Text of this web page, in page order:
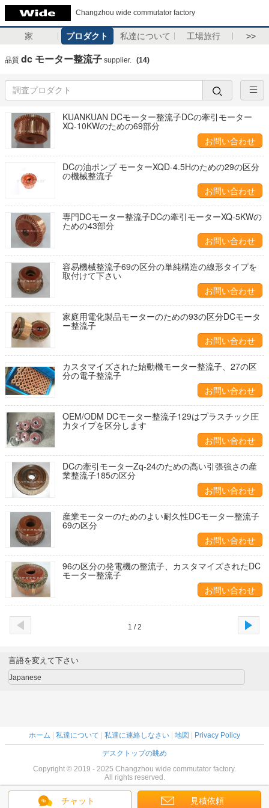
Changzhou wide commutator factory
家 プロダクト 私達について 工場旅行 >>
品質 dc モーター整流子 supplier. (14)
KUANKUAN DCモーター整流子DCの牽引モーター
XQ-10KWのための69部分
お問い合わせ
DCの油ポンプ モーターXQD-4.5Hのための29の区分
の機械整流子
お問い合わせ
専門DCモーター整流子DCの牽引モーターXQ-5KWの
ための43部分
お問い合わせ
容易機械整流子69の区分の単純構造の線形タイプを
取付けて下さい
お問い合わせ
家庭用電化製品モーターのための93の区分DCモータ
ー整流子
お問い合わせ
カスタマイズされた始動機モーター整流子、27の区
分の電子整流子
お問い合わせ
OEM/ODM DCモーター整流子129はプラスチック圧
力タイプを区分します
お問い合わせ
DCの牽引モーターZq-24のための高い引張強さの産
業整流子185の区分
お問い合わせ
産業モーターのためのよい耐久性DCモーター整流子
69の区分
お問い合わせ
96の区分の発電機の整流子、カスタマイズされたDC
モーター整流子
お問い合わせ
1 / 2
チャット 見積依頼
言語を変えて下さい
Japanese
ホーム 私達について 私達に連絡しなさい 地図 Privacy Policy
デスクトップの眺め
Copyright © 2019 - 2025 Changzhou wide commutator factory.
All rights reserved.